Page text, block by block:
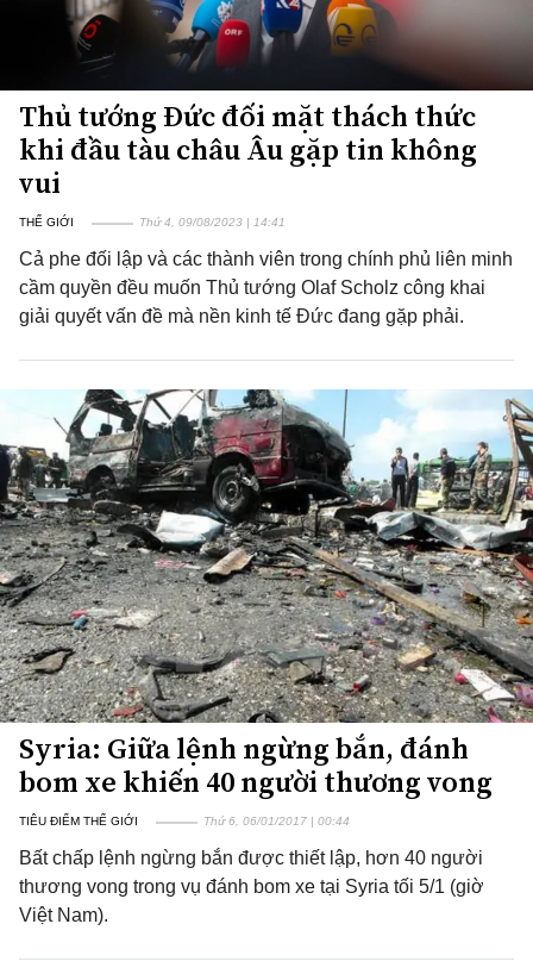
Thủ tướng Đức đối mặt thách thức
khi đầu tàu châu Âu gặp tin không
vui
THẾ GIỚI Thứ 4, 09/08/2023 | 14:41
Cả phe đối lập và các thành viên trong chính phủ liên minh
cầm quyền đều muốn Thủ tướng Olaf Scholz công khai
giải quyết vấn đề mà nền kinh tế Đức đang gặp phải.
Syria: Giữa lệnh ngừng bắn, đánh
bom xe khiến 40 người thương vong
TIÊU ĐIỂM THẾ GIỚI Thứ 6, 06/01/2017 | 00:44
Bất chấp lệnh ngừng bắn được thiết lập, hơn 40 người
thương vong trong vụ đánh bom xe tại Syria tối 5/1 (giờ
Việt Nam).